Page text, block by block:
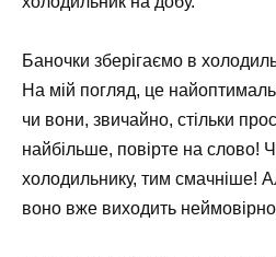
Баночки зберігаємо в
На мій погляд, це
чи вони, звичайно, стільки
найбільше, повірте на слово!
холодильнику, тим смачніше!
воно вже виходить